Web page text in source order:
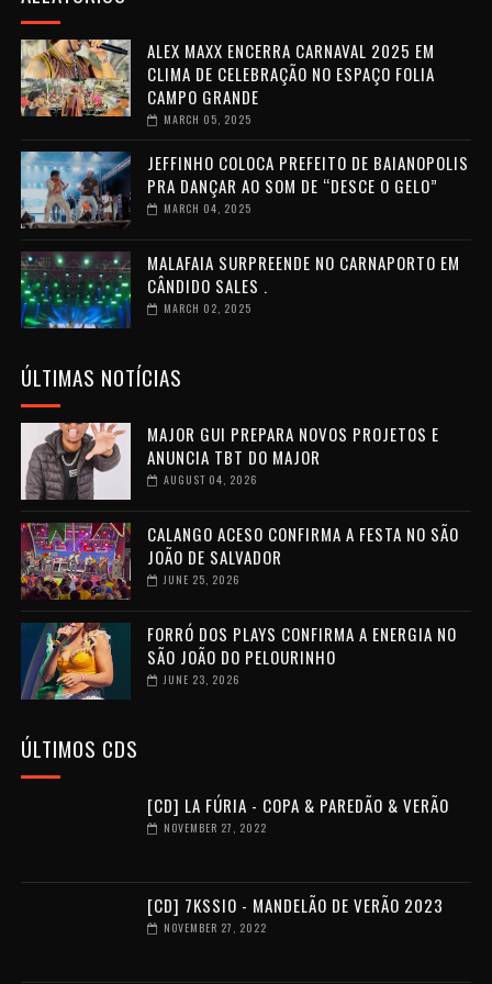
ALEX MAXX ENCERRA CARNAVAL 2025 EM
CLIMA DE CELEBRAÇÃO NO ESPAÇO FOLIA
CAMPO GRANDE
MARCH 05, 2025
JEFFINHO COLOCA PREFEITO DE BAIANOPOLIS
PRA DANÇAR AO SOM DE “DESCE O GELO”
MARCH 04, 2025
MALAFAIA SURPREENDE NO CARNAPORTO EM
CÂNDIDO SALES .
MARCH 02, 2025
ÚLTIMAS NOTÍCIAS
MAJOR GUI PREPARA NOVOS PROJETOS E
ANUNCIA TBT DO MAJOR
AUGUST 04, 2026
CALANGO ACESO CONFIRMA A FESTA NO SÃO
JOÃO DE SALVADOR
JUNE 25, 2026
FORRÓ DOS PLAYS CONFIRMA A ENERGIA NO
SÃO JOÃO DO PELOURINHO
JUNE 23, 2026
ÚLTIMOS CDS
[CD] LA FÚRIA - COPA & PAREDÃO & VERÃO
NOVEMBER 27, 2022
[CD] 7KSSIO - MANDELÃO DE VERÃO 2023
NOVEMBER 27, 2022